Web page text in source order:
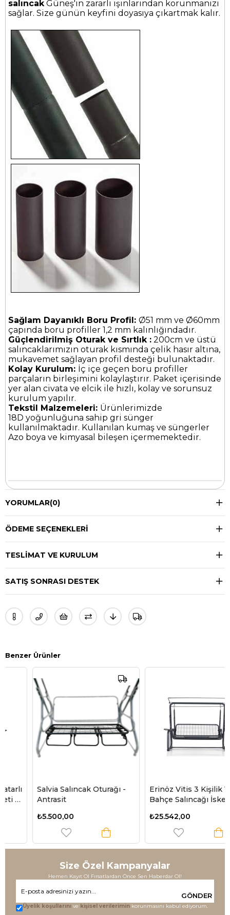
salıncakGüneş'in zararlı ışınlarından korunmanızı
sağlar. Size günün keyfini doyasıya çıkartmak kalır.
Sağlam Dayanıklı Boru Profil: Ø51 mm ve Ø60mm
çapında boru profiller 1,2 mm kalınlığındadır.
Güçlendirilmiş Oturak ve Sırtlık : 200cm ve üstü
salıncaklarımızın oturak kısmında çelik hasır altına,
mukavemet sağlayan profil desteği bulunaktadır.
Kolay Kurulum: İç içe geçen boru profiller
parçaların birleşimini kolaylaştırır. Paket içerisinde
yer alan civata ve elcik ile hızlı, kolay ve sorunsuz
kurulum yapılır.
Tekstil Malzemeleri: Ürünlerimizde
18D yoğunluğuna sahip gri sünger
kullanılmaktadır. Kullanılan kumaş ve süngerler
Azo boya ve kimyasal bileşen içermemektedir.
YORUMLAR(0)
ÖDEME SEÇENEKLERI
TESLIMAT VE KURULUM
SATIŞ SONRASI DESTEK
Benzer Ürünler
Salvia Salıncak Oturağı -
Antrasit
₺5.500,00
Erinöz Vitis 3 Kişilik Yatarlı
Bahçe Salıncağı İskeleti -
₺25.542,00
Size Özel Kampanyalar
Hemen Kayıt Ol Fırsatlardan Önce Sen Haberdar Ol!
GÖNDER
Üyelik koşullarını ve kişisel verilerimin korunmasını kabul ediyorum.